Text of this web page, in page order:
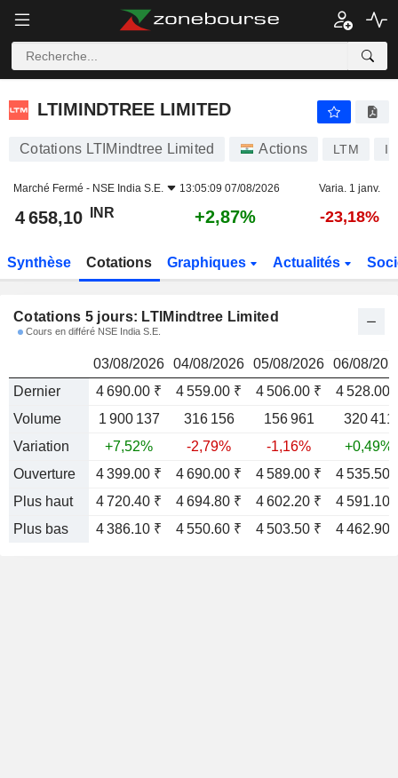
LTIMINDTREE LIMITED 4 658,10
LTIMINDTREE LIMITED
Cotations LTIMindtree Limited Actions LTM
Marché Fermé - NSE India S.E. 13:05:09 07/08/2026 Varia. 1 janv.
4 658,10 INR +2,87% -23,18%
Synthèse Cotations Graphiques Actualités
Cotations 5 jours: LTIMindtree Limited
Cours en différé NSE India S.E.
03/08/2026 04/08/2026 05/08/2026 06/08/
Dernier
4 690.00 ₹ 4 559.00 ₹ 4 506.00 ₹
4 528.00
Volume
1 900 137 316 156 156 961
320 411
Variation
+7,52% -2,79% -1,16%
+0,49%
Ouverture
4 399.00 ₹ 4 690.00 ₹ 4 589.00 ₹
4 535.50
Plus haut
4 720.40 ₹ 4 694.80 ₹ 4 602.20 ₹
4 591.10
Plus bas
4 386.10 ₹ 4 550.60 ₹ 4 503.50 ₹ 4 462.90